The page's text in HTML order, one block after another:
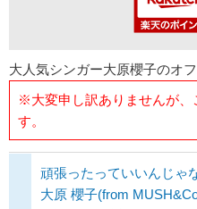
大人気シンガー大原櫻子のオ
※大変申し訳ありませんが、
す。
頑張ったっていいんじゃ
大原 櫻子(from